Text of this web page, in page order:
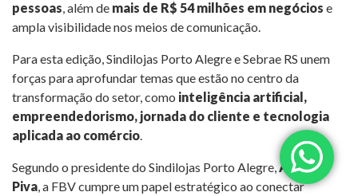
pessoas, além de mais de R$ 54 milhões em negócios e
ampla visibilidade nos meios de comunicação.
Para esta edição, Sindilojas Porto Alegre e Sebrae RS unem
forças para aprofundar temas que estão no centro da
transformação do setor, como inteligência artificial,
empreendedorismo, jornada do cliente e tecnologia
aplicada ao comércio.
Segundo o presidente do Sindilojas Porto Alegre,Arcione
Piva, a FBV cumpre um papel estratégico ao conectar